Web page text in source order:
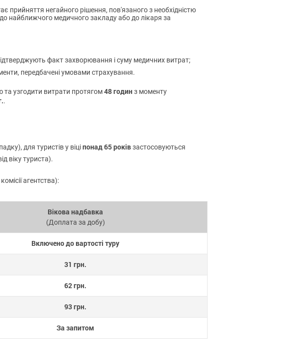
негайного рішення, пов'язаного з необхідністю
найближчого медичного закладу або до лікаря за
факт захворювання і суму медичних витрат;
передбачені умовами страхування.
узгодити витрати протягом48 годинз моменту
.
для туристів у віціпонад 65 роківзастосовуються
віку туриста).
агентства):
Вікова надбавка
(Доплата за добу)
Включено до вартості туру
31 грн.
62 грн.
93 грн.
За запитом